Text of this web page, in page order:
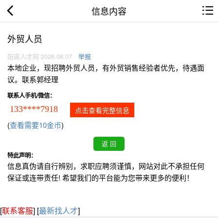
信息内容
外贸人员
阳高人才网 2026.08.07 举报
本地企业，现招聘外贸人员，有外贸销售经验者优先，待遇面
议。联系郭经理
联系人手机/微信：
133****7918 点击查看完整信息
(查看需要10金币)
特此声明：
信息真伪请自行辨别，求职应聘须谨慎，网站对此不承担任何
保证或连带责任! 希望我们的平台能为您带来更多的便利！
[联系客服] [最新找人才]